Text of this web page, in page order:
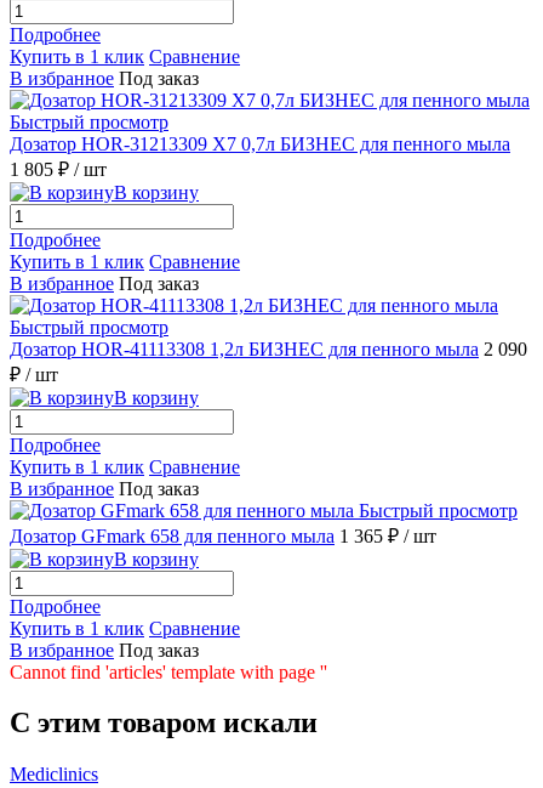
Подробнее
Купить в 1 клик Сравнение
В избранное Под заказ
Быстрый просмотр
Дозатор HOR-31213309 X7 0,7л БИЗНЕС для пенного мыла
1 805 ₽ / шт
В корзину
Подробнее
Купить в 1 клик Сравнение
В избранное Под заказ
Быстрый просмотр
Дозатор HOR-41113308 1,2л БИЗНЕС для пенного мыла 2 090
₽ / шт
В корзину
Подробнее
Купить в 1 клик Сравнение
В избранное Под заказ
Быстрый просмотр
Дозатор GFmark 658 для пенного мыла 1 365 ₽ / шт
В корзину
Подробнее
Купить в 1 клик Сравнение
В избранное Под заказ
Cannot find 'articles' template with page ''
C этим товаром искали
Mediclinics